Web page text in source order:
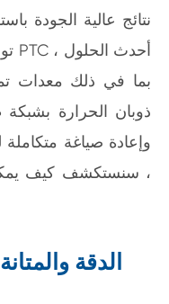
نتائج عالية الجودة
بما في ذلك معدات
ذوبان الحرارة
وإعادة صياغة
، سنستكشف كيف
الدقة